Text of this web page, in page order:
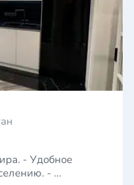
- Удобное
- …